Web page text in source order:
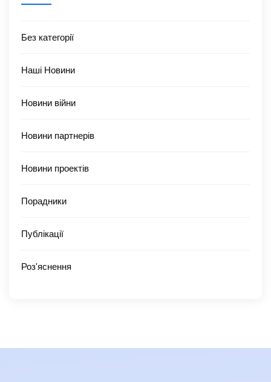
Без категорії
Наші Новини
Новини війни
Новини партнерів
Новини проектів
Порадники
Публікації
Роз'яснення